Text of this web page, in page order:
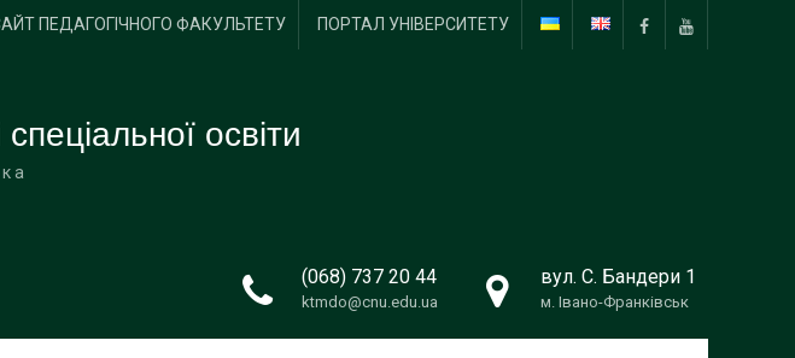
Пункт
Пункт
ПЕДАГОГІЧНОГО ФАКУЛЬТЕТУ ПОРТАЛ УНІВЕРСИТЕТУ
освіти
(068) 737 20 44
ktmdo@cnu.edu.ua
вул. С. Бандери 1
м. Івано-Франківськ